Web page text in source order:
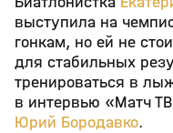
выступила на
гонкам, но ей не
для стабильных
тренироваться в
в интервью «Матч
Юрий Бородавко.